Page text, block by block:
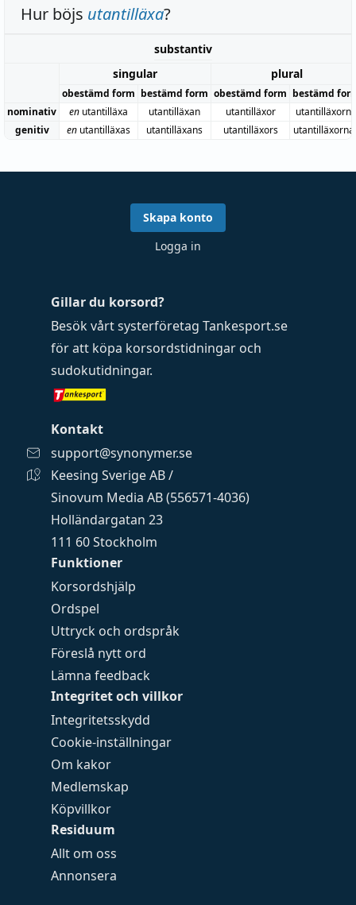
Hur böjs utantilläxa?
substantiv
singular
plural
obestämd form bestämd form obestämd form bestämd
nominativ
en utantilläxa utantilläxan utantilläxor
utantilläxorna
genitiv
en utantilläxas utantilläxans utantilläxors
Funktioner
Korsordshjälp
Ordspel
Uttryck och ordspråk
Föreslå nytt ord
Lämna feedback
Integritet och villkor
Integritetsskydd
Cookie-inställningar
Om kakor
Medlemskap
Köpvillkor
Residuum
Allt om oss
Annonsera
Gillar du korsord?
Besök vårt systerföretag Tankesport.se
för att köpa korsordstidningar och
sudokutidningar.
Kontakt
support@synonymer.se
Keesing Sverige AB /
Sinovum Media AB (556571-4036)
Holländargatan 23
111 60 Stockholm
Skapa konto
Logga in